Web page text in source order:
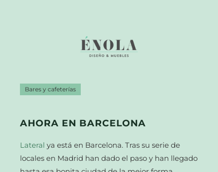
Bares y cafeterías
AHORA EN BARCELONA
Lateral ya está en Barcelona. Tras su serie de
locales en Madrid han dado el paso y han llegado